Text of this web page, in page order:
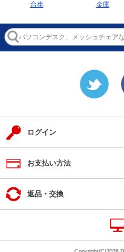
台車 金庫
ログイン
お支払い方法
返品・交換